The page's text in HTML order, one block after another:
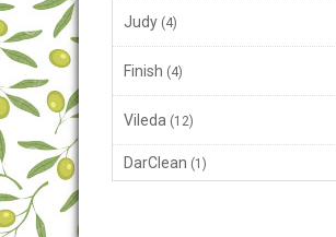
Judy (4)
Finish (4)
Vileda (12)
DarClean (1)